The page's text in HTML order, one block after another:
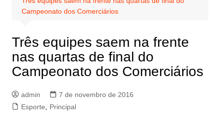
d
Campeonato dos Comerciários
Três equipes saem na frente
nas quartas de final do
Campeonato dos Comerciários
admin
7 de novembro de 2016
Esporte
Principal